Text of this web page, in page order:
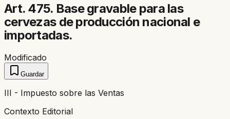
Art. 475. Base gravable para las
cervezas de producción nacional e
importadas.
Modificado
Guardar
III - Impuesto sobre las Ventas
Contexto Editorial